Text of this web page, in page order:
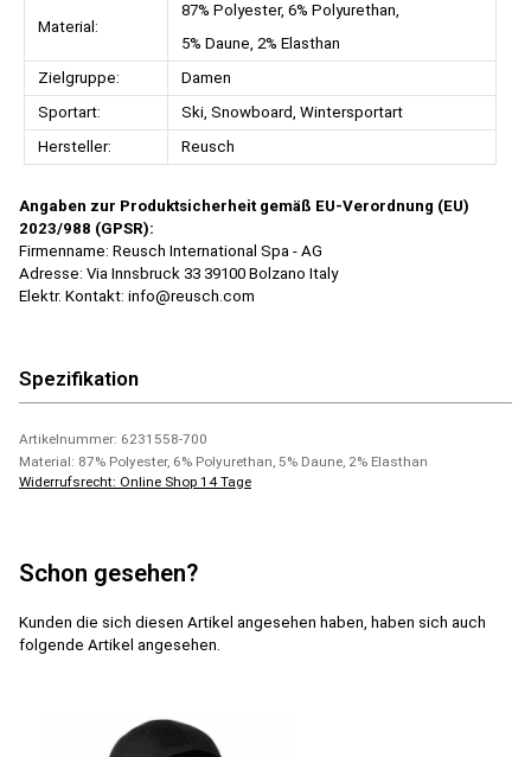
Material:
87% Polyester, 6% Polyurethan,
5% Daune, 2% Elasthan
Zielgruppe:
Damen
Sportart:
Ski, Snowboard, Wintersportart
Hersteller:
Reusch
Angaben zur Produktsicherheit gemäß EU-Verordnung (EU)
2023/988 (GPSR):
Firmenname: Reusch International Spa - AG
Adresse: Via Innsbruck 33 39100 Bolzano Italy
Elektr. Kontakt: info@reusch.com
Spezifikation
Artikelnummer: 6231558-700
Material: 87% Polyester, 6% Polyurethan, 5% Daune, 2% Elasthan
Widerrufsrecht: Online Shop 14 Tage
Schon gesehen?
Kunden die sich diesen Artikel angesehen haben, haben sich auch
folgende Artikel angesehen.